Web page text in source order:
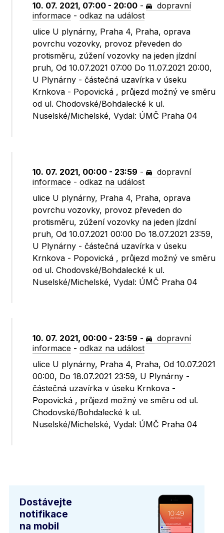
10. 07. 2021, 07:00 - 20:00 -
dopravní
informace -odkaz na událost
ulice U plynárny, Praha 4, Praha, oprava
povrchu vozovky, provoz převeden do
protisměru, zúžení vozovky na jeden jízdní
pruh, Od 10.07.2021 07:00 Do 11.07.2021 20:00,
U Plynárny - částečná uzavírka v úseku
Krnkova - Popovická , průjezd možný ve směru
od ul. Chodovské/Bohdalecké k ul.
Nuselské/Michelské, Vydal: ÚMČ Praha 04
10. 07. 2021, 00:00 - 23:59 -
dopravní
informace -odkaz na událost
ulice U plynárny, Praha 4, Praha, oprava
povrchu vozovky, provoz převeden do
protisměru, zúžení vozovky na jeden jízdní
pruh, Od 10.07.2021 00:00 Do 18.07.2021 23:59,
U Plynárny - částečná uzavírka v úseku
Krnkova - Popovická , průjezd možný ve směru
od ul. Chodovské/Bohdalecké k ul.
Nuselské/Michelské, Vydal: ÚMČ Praha 04
10. 07. 2021, 00:00 - 23:59 -
dopravní
informace -odkaz na událost
ulice U plynárny, Praha 4, Praha, Od 10.07.2021
00:00, Do 18.07.2021 23:59, U Plynárny -
částečná uzavírka v úseku Krnkova -
Popovická , průjezd možný ve směru od ul.
Chodovské/Bohdalecké k ul.
Nuselské/Michelské, Vydal: ÚMČ Praha 04
Dostávejte
notifikace
na mobil